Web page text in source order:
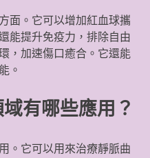
面。它可以增加紅血球攜
能提升免疫力，排除自由
，加速傷口癒合。它還能
。
有哪些應用？
。它可以用來治療靜脈曲